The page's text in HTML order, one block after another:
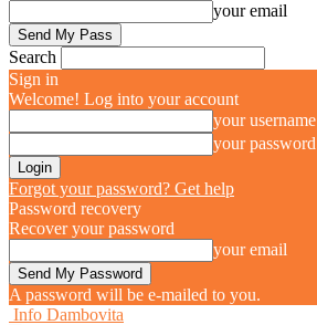
your email
Search
Sign in
Welcome! Log into your account
your username
your password
Forgot your password? Get help
Password recovery
Recover your password
your email
A password will be e-mailed to you.
Info Dambovita